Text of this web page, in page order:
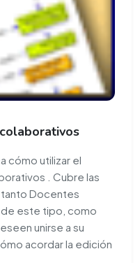
cómo utilizar el
. Cubre las
Docentes
este tipo, como
unirse a su
acordar la edición